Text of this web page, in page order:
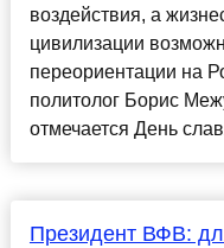
воздействия, а
цивилизации
переориентации на
политолог Борис
отмечается День
Президент ВФВ: